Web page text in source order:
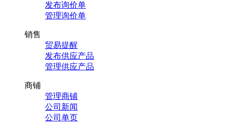
发布询价单
管理询价单
销售
贸易提醒
发布供应产品
管理供应产品
商铺
管理商铺
公司新闻
公司单页